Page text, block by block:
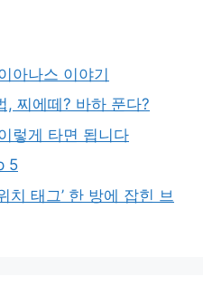
아나스 이야기
, 찌에떼? 바하 푼다?
렇게 타면 됩니다
5
치 태그’ 한 방에 잡힌 브